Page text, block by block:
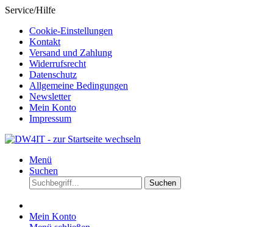
Service/Hilfe
Cookie-Einstellungen
Kontakt
Versand und Zahlung
Widerrufsrecht
Datenschutz
Allgemeine Bedingungen
Newsletter
Mein Konto
Impressum
Menü
Suchen
Suchen
Mein Konto